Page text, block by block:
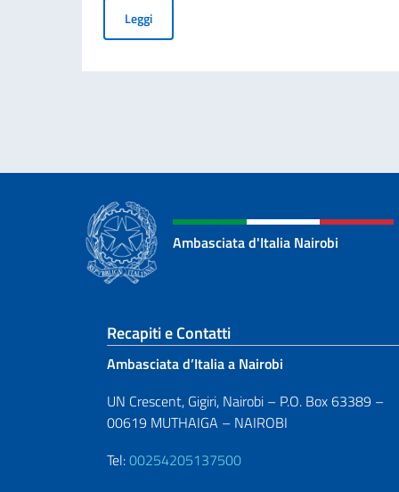
LeggiPiano Mattei per l’Africa, trasmessa al
Ambasciata d'Italia Nairobi
Sezione footer
Recapiti e Contatti
Ambasciata d’Italia a Nairobi
UN Crescent, Gigiri, Nairobi – P.O. Box 63389 –
00619 MUTHAIGA – NAIROBI
Tel:00254205137500